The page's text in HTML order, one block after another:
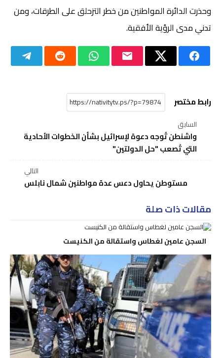
وحذرت الدائرة المواطنين من خطر التزحلق على الطرقات، ومن
تدني مدى الرؤية الأفقية.
رابط مختصر
السابق
واشنطن تُوجه دعوة لإسرائيل بشأن الخطوات الأحادية
التي تُصعب "حل الدولتين"
التالي
مستوطن يحاول دعس عدة مواطنين شمال نابلس
مقالات ذات صلة
السجن عامين لغطاس واستقالة من الكنيست